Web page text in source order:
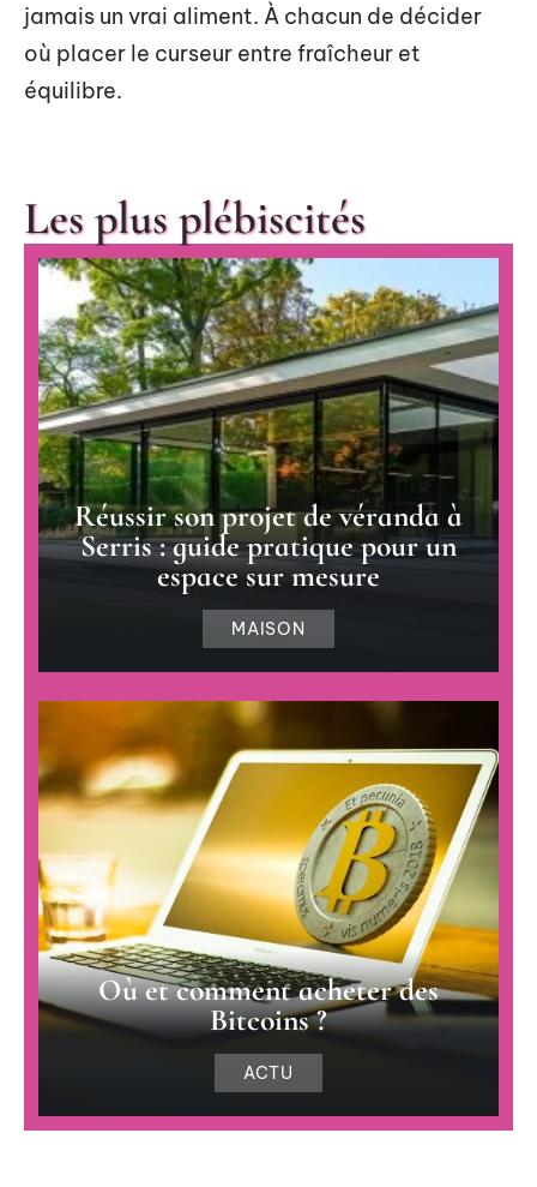
jamais un vrai aliment. À chacun de décider
où placer le curseur entre fraîcheur et
équilibre.
Les plus plébiscités
Réussir son projet de véranda à
Serris : guide pratique pour un
espace sur mesure
MAISON
Où et comment acheter des
Bitcoins ?
ACTU